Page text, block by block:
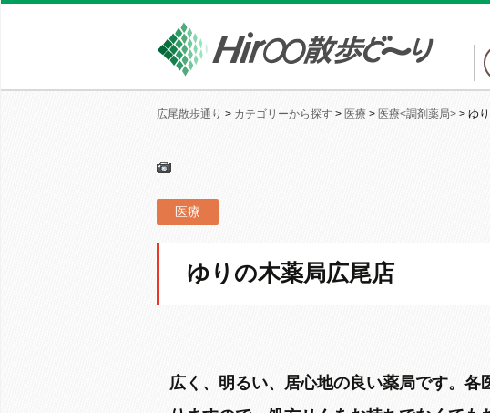
広尾散歩通り > カテゴリーから探す > 医療 > 医療<調剤薬局> > ゆ
医療
ゆりの木薬局広尾店
広く、明るい、居心地の良い薬局です。